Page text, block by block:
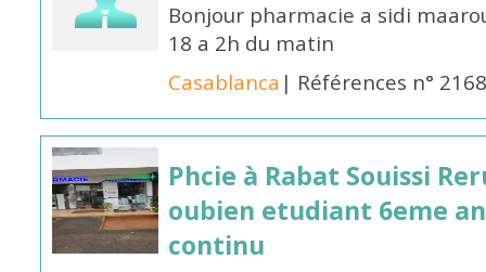
Bonjour pharmacie a sidi
18 a 2h du matin
Casablanca | Références n°
Phcie à Rabat Souissi
oubien etudiant 6eme
continu